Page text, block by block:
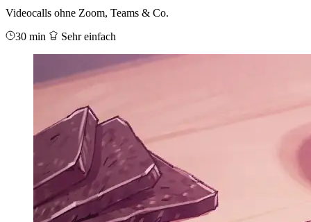
Videocalls ohne Zoom, Teams & Co.
30 min
Sehr einfach